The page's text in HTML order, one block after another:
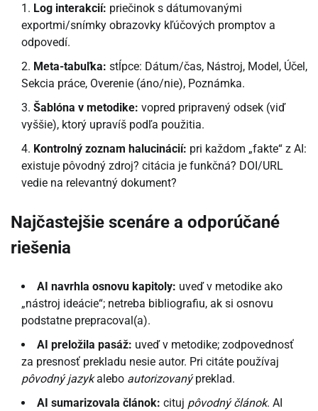
Log interakcií: priečinok s dátumovanými
exportmi/snímky obrazovky kľúčových promptov a
odpovedí.
Meta-tabuľka: stĺpce: Dátum/čas, Nástroj, Model, Účel,
Sekcia práce, Overenie (áno/nie), Poznámka.
Šablóna v metodike: vopred pripravený odsek (viď
vyššie), ktorý upravíš podľa použitia.
Kontrolný zoznam halucinácií: pri každom „fakte“ z AI:
existuje pôvodný zdroj? citácia je funkčná? DOI/URL
vedie na relevantný dokument?
Najčastejšie scenáre a odporúčané
riešenia
AI navrhla osnovu kapitoly: uveď v metodike ako
„nástroj ideácie“; netreba bibliografiu, ak si osnovu
podstatne prepracoval(a).
AI preložila pasáž: uveď v metodike; zodpovednosť
za presnosť prekladu nesie autor. Pri citáte používaj
pôvodný jazykalebo autorizovanýpreklad.
AI sumarizovala článok: cituj pôvodný článok. AI